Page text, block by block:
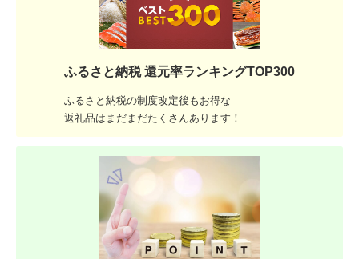
ふるさと納税 還元率ランキングTOP300
ふるさと納税の制度改定後もお得な
返礼品はまだまだたくさんあります！